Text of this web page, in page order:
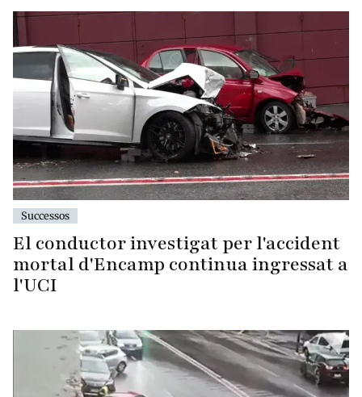
Successos
El conductor investigat per l'accident
mortal d'Encamp continua ingressat a
l'UCI